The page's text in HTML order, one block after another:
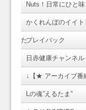
Nuts！日常にひと
かくれんぼのイイ
たプレイバック
日赤健康チャンネル
↓【★ アーカイブ番
Lの魂”えるたま”